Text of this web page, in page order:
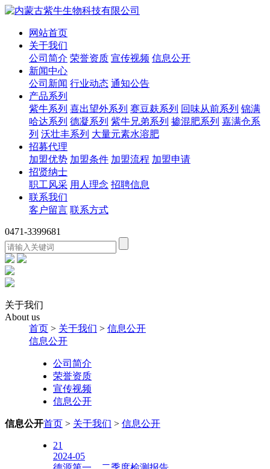
网站首页
关于我们
公司简介 荣誉资质 宣传视频 信息公开
新闻中心
公司新闻 行业动态 通知公告
产品系列
紫牛系列 喜出望外系列 赛豆麸系列 回味从前系列 锦满
哈达系列 德凝系列 紫牛兄弟系列 掺混肥系列 嘉满仓系
列 沃壮丰系列 大量元素水溶肥
招募代理
加盟优势 加盟条件 加盟流程 加盟申请
招贤纳士
职工风采 用人理念 招聘信息
联系我们
客户留言 联系方式
0471-3399681
关于我们
About us
首页 > 关于我们 > 信息公开
信息公开
公司简介
荣誉资质
宣传视频
信息公开
信息公开首页 > 关于我们 > 信息公开
21
2024-05